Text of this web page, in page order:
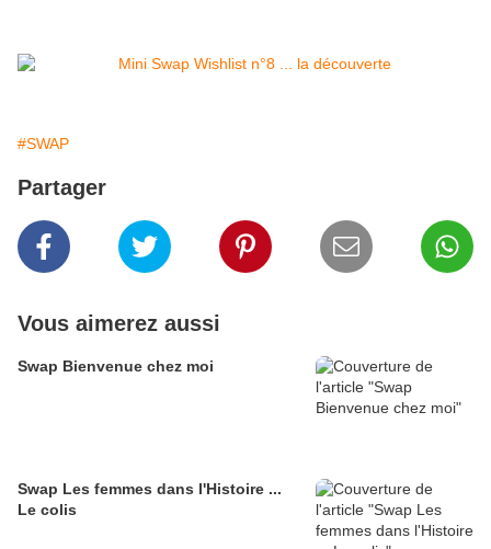
#SWAP
Partager
Vous aimerez aussi
Swap Bienvenue chez moi
Swap Les femmes dans l'Histoire ...
Le colis